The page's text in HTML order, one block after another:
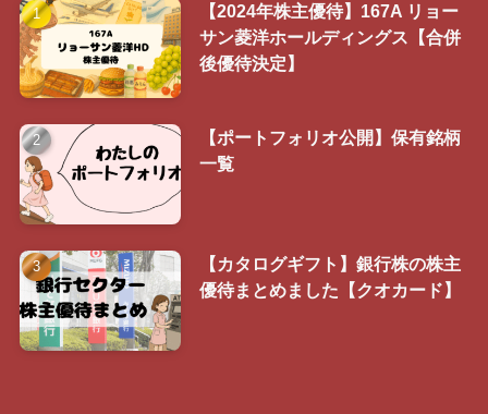
【2024年株主優待】167A リョー
サン菱洋ホールディングス【合併
後優待決定】
【ポートフォリオ公開】保有銘柄
一覧
【カタログギフト】銀行株の株主
優待まとめました【クオカード】